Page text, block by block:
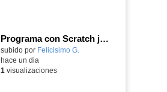
Programa con Scratch juegos con los partidos del mundial 2026 ganados por España
Contenido educativo.
subido por Felicisimo G.
hace un dia
1 visualizaciones